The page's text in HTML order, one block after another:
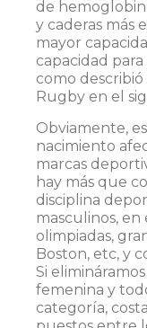
de
y caderas más
mayor
capacidad
como
Rugby en el
Obviamente,
nacimiento
marcas
hay más que
disciplina
masculinos,
olimpiadas,
Boston, etc, y
Si
femenina y
categoría,